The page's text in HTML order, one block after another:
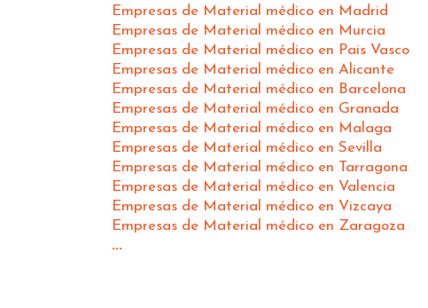
Empresas de Material médico en Madrid
Empresas de Material médico en Murcia
Empresas de Material médico en Pais Vasco
Empresas de Material médico en Alicante
Empresas de Material médico en Barcelona
Empresas de Material médico en Granada
Empresas de Material médico en Malaga
Empresas de Material médico en Sevilla
Empresas de Material médico en Tarragona
Empresas de Material médico en Valencia
Empresas de Material médico en Vizcaya
Empresas de Material médico en Zaragoza
...